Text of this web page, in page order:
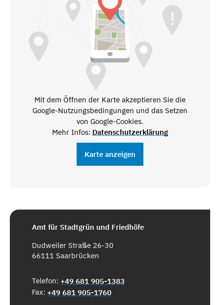
Mit dem Öffnen der Karte akzeptieren Sie die
Google-Nutzungsbedingungen und das Setzen
von Google-Cookies.
Mehr Infos: Datenschutzerklärung
Karte anzeigen
Amt für Stadtgrün und Friedhöfe
Dudweiler Straße 26-30
66111 Saarbrücken
Telefon: +49 681 905-1383
Fax: +49 681 905-1760